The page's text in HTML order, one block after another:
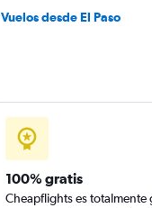
Vuelos desde El Paso
100% gratis
Cheapflights es totalmente